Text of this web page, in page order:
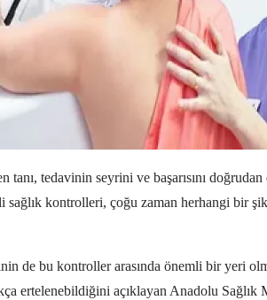
tedavinin seyrini ve başarısını
sağlık kontrolleri, çoğu zaman herhangi bir
de bu kontroller arasında önemli bir yeri
ertelenebildiğini açıklayan Anadolu Sağlık